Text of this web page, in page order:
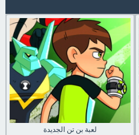
لعبة بن تن الجديدة